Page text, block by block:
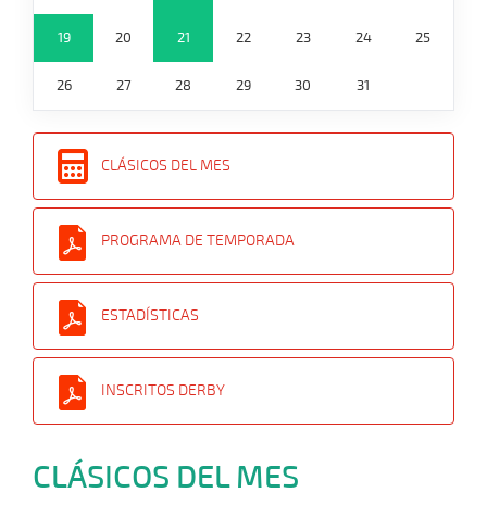
19 20 21 22 23 24 25
26 27 28 29 30 31
CLÁSICOS DEL MES
PROGRAMA DE TEMPORADA
ESTADÍSTICAS
INSCRITOS DERBY
CLÁSICOS DEL MES